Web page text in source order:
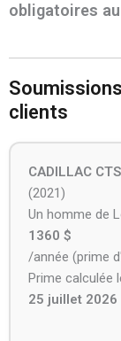
obligatoires au
clients
CADILLAC CTS
(2021)
Un homme de
1360 $
/année (prime
Prime calculée
25 juillet 2026